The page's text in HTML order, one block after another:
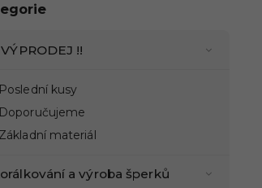
!!
Poslední kusy
Doporučujeme
Základní materiál
a výroba šperků